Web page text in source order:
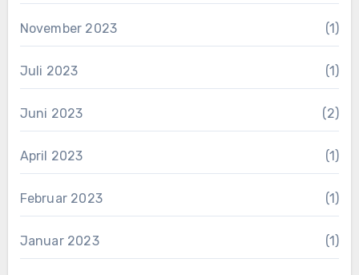
November 2023 (1)
Juli 2023 (1)
Juni 2023 (2)
April 2023 (1)
Februar 2023 (1)
Januar 2023 (1)